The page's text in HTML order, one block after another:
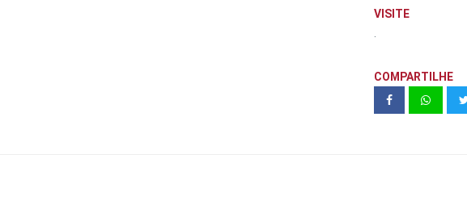
VISITE
COMPARTILHE
HB20 PLATINUM